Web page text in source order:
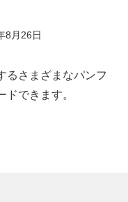
月26日
るさまざまなパンフ
ドできます。